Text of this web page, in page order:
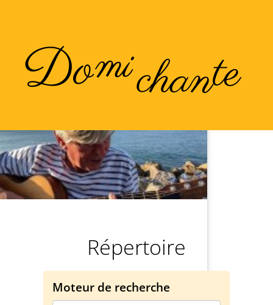
Domichante
Répertoire
Moteur de recherche